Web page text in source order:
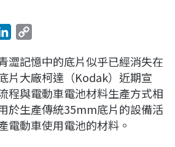
n
k
e
d
I
p
y
L
i
n
澀記憶中的底片似乎已經消失在
片大廠柯達（Kodak）近期宣
程與電動車電池材料生產方式相
於生產傳統35mm底片的設備活
電動車使用電池的材料。